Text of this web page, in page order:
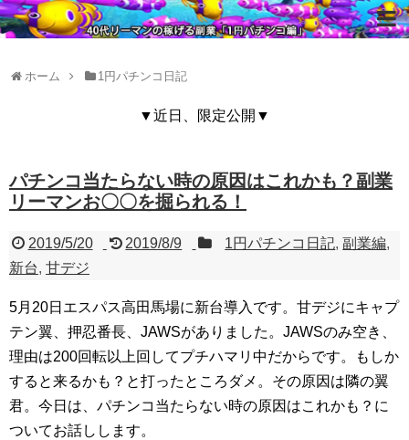
ホーム 1円パチンコ日記
▼近日、限定公開▼
パチンコ当たらない時の原因はこれかも？副業
リーマンお〇〇を掘られる！
2019/5/20 2019/8/9 1円パチンコ日記,副業編,
新台, 甘デジ
5月20日エスパス高田馬場に新台導入です。甘デジにキャプ
テン翼、押忍番長、JAWSがありました。JAWSのみ空き、
理由は200回転以上回してプチハマリ中だからです。もしか
すると来るかも？と打ったところダメ。その原因は隣の翼
君。今日は、パチンコ当たらない時の原因はこれかも？に
ついてお話しします。